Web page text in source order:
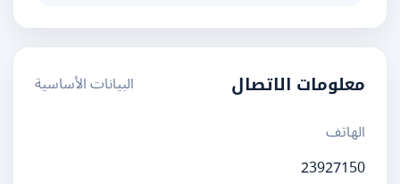
معلومات الاتصال
البيانات الأساسية
الهاتف
23927150